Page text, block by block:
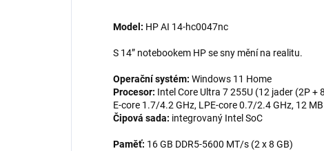
Model: HP AI 14-hc0047nc
S 14” notebookem HP se sny mění na realitu.
Operační systém: Windows 11 Home
Procesor: Intel Core Ultra 7 255U (12 jader (2P +
E-core 1.7/4.2 GHz, LPE-core 0.7/2.4 GHz, 12
Čipová sada: integrovaný Intel SoC
Paměť: 16 GB DDR5-5600 MT/s (2 x 8 GB)